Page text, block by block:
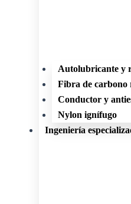
Autolubricante y
Fibra de carbono
Conductor y
Nylon ignífugo
Ingeniería